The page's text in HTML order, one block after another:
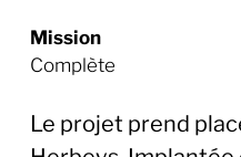
Mission
Complète
Le projet prend